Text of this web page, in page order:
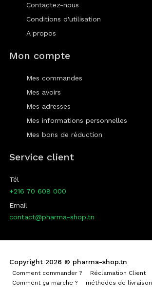
Contactez-nous
Conditions d'utilisation
A propos
Mon compte
Mes commandes
Mes avoirs
Mes adresses
Mes informations personnelles
Mes bons de réduction
Service client
Tél
+216 70 608 000
Email
contact@pharma-shop.tn
Copyright 2026 © pharma-shop.tn
Comment commander ?
Réclamation Client
Comment ça marche ?
méthodes de livraison